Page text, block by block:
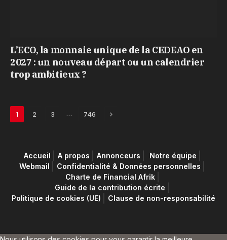
L’ECO, la monnaie unique de la CEDEAO en
2027 : un nouveau départ ou un calendrier
trop ambitieux ?
1 2 3 … 746 Next
Accueil A propos Annonceurs
Notre équipe
Webmail
Confidentialité & Données personnelles
Charte de Financial Afrik
Guide de la contribution écrite
Politique de cookies (UE)
Clause de non-responsabilité